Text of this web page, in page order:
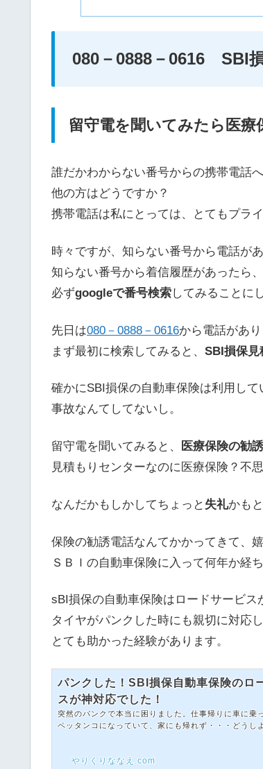
080－0888－0616 SBI
留守電を聞いてみたら医療
誰だかわからない番号からの携帯電話
他の方はどうですか？
携帯電話は私にとっては、とてもプラ
時々ですが、知らない番号から電話が
知らない番号から着信履歴があったら、
必ずgoogleで番号検索してみることに
先日は080－0888－0616から電話があり
まず最初に検索してみると、 SBI損保見
確かにSBI損保の自動車保険は利用して
事故なんてしてないし。
留守電を聞いてみると、 医療保険の勧誘
見積もりセンターなのに医療保険？不思
なんだかもしかしてちょっと 失礼かも
保険の勧誘電話なんてかかってきて、
ＳＢＩの自動車保険に入って何年か経
sBI損保の自動車保険はロードサービス
タイヤがパンクした時にも親切に対応
とても助かった経験があります。
パンクした！SBI損保自動車保険のロ
スが神対応でした！
突然のパンクで本当に困りました。仕事帰りに車に乗
ペッタンコになっていて、家にも帰れず・・・どうし
BI損保のロードサービスを利用しました。実際に使っ
やりくりななえ.com